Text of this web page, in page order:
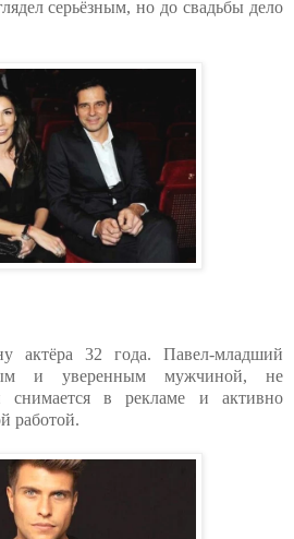
серьёзным, но до свадьбы дело
актёра 32 года. Павел-младший
и уверенным мужчиной, не
в рекламе и активно
работой.